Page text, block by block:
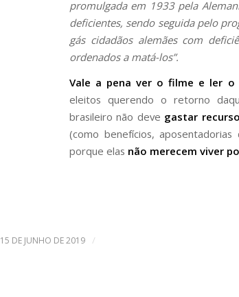
promulgada em 1933 pela
deficientes, sendo seguida pelo
gás cidadãos alemães com
ordenados a matá-los”.
Vale a pena ver o filme e ler
eleitos querendo o retorno
brasileiro não deve gastar
(como benefícios,
porque elas não merecem viver
15 DE JUNHO DE 2019 /